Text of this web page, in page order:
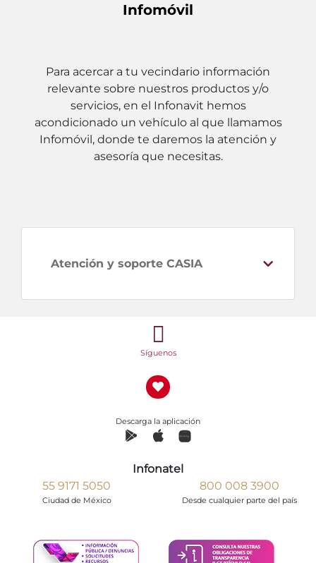
Infomóvil
Para acercar a tu vecindario información
relevante sobre nuestros productos y/o
servicios, en el Infonavit hemos
acondicionado un vehículo al que llamamos
Infomóvil, donde te daremos la atención y
asesoría que necesitas.
Atención y soporte CASIA
Síguenos
Descarga la aplicación
Infonatel
55 9171 5050
Ciudad de México
800 008 3900
Desde cualquier parte del país